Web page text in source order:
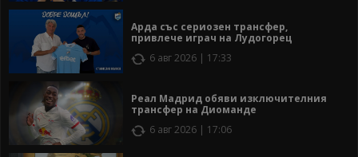
Арда със сериозен трансфер,
привлече играч на Лудогорец
6 авг 2026 | 17:33
Реал Мадрид обяви изключителния
трансфер на Диоманде
6 авг 2026 | 17:06